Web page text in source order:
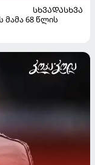
ᲡᲮᲕᲐᲓᲐᲡᲮᲕᲐ
მამა 68 წლის